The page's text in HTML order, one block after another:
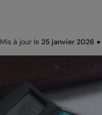
Mis à jour le 25 janvier 2026 ●